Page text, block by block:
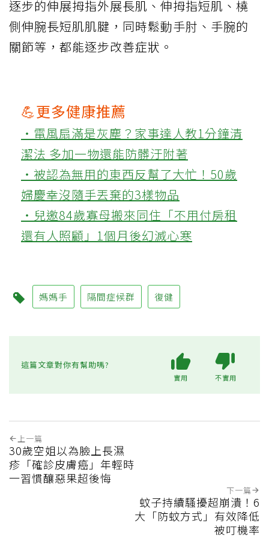
逐步的伸展拇指外展長肌、伸拇指短肌、橈
側伸腕長短肌肌腱，同時鬆動手肘、手腕的
關節等，都能逐步改善症狀。
💪更多健康推薦
‧電風扇滿是灰塵？家事達人教1分鐘清
潔法 多加一物還能防髒汙附著
‧被認為無用的東西反幫了大忙！50歲
婦慶幸沒隨手丟棄的3樣物品
‧兒邀84歲寡母搬來同住「不用付房租
還有人照顧」1個月後幻滅心寒
媽媽手 隔間症候群 復健
這篇文章對你有幫助嗎?
實用 不實用
上一篇
30歲空姐以為臉上長濕
疹「確診皮膚癌」年輕時
一習慣釀惡果超後悔
下一篇
蚊子持續騷擾超崩潰！6
大「防蚊方式」有效降低
被叮機率